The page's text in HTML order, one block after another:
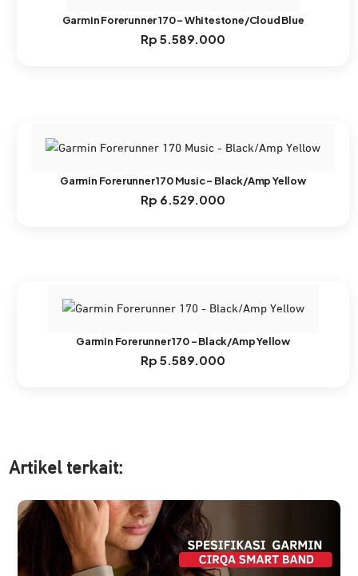
Garmin Forerunner 170 – Whitestone/Cloud Blue
Rp 5.589.000
Garmin Forerunner 170 Music – Black/Amp Yellow
Rp 6.529.000
Garmin Forerunner 170 – Black/Amp Yellow
Rp 5.589.000
Artikel terkait: